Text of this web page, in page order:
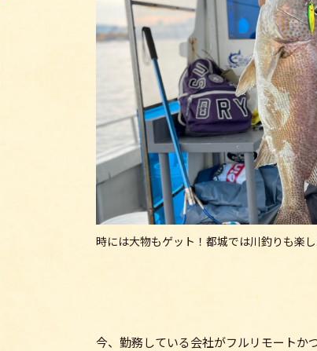
時には大物もゲット！都城では川釣りも楽
今、勤務している会社がフルリモートか